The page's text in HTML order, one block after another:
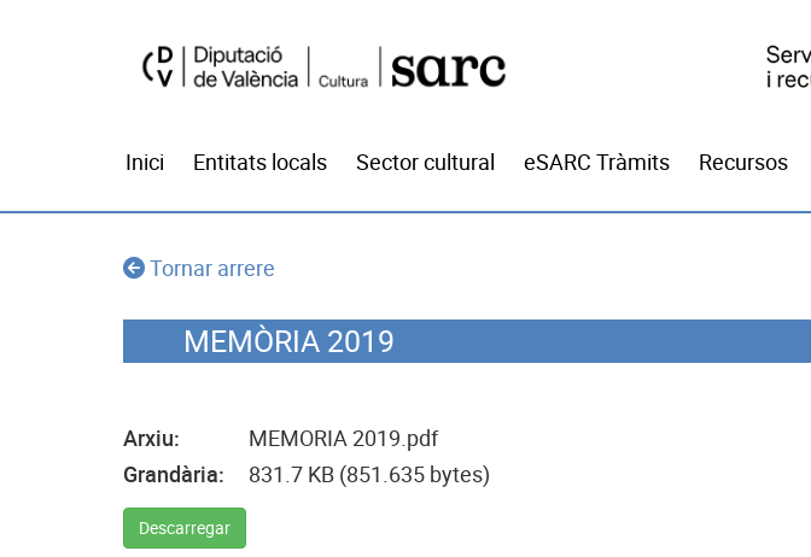
Inici Entitats locals Sector cultural eSARC Tràmits Recursos
Tornar arrere
MEMÒRIA 2019
Arxiu:
MEMORIA 2019.pdf
Grandària:
831.7 KB (851.635 bytes)
Descarregar